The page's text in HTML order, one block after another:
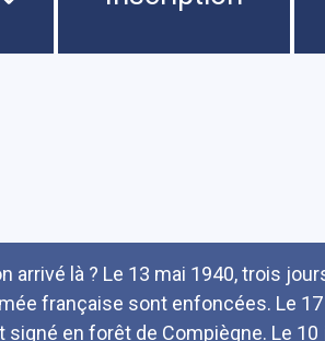
arrivé là ? Le 13 mai 1940, trois
française sont enfoncées. Le
signé en forêt de Compiègne. Le